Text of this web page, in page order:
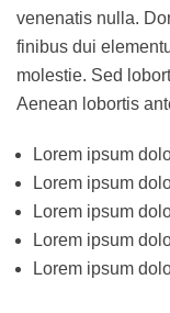
venenatis nulla.
finibus dui
molestie. Sed
Aenean lobortis
Lorem ipsum
Lorem ipsum
Lorem ipsum
Lorem ipsum
Lorem ipsum